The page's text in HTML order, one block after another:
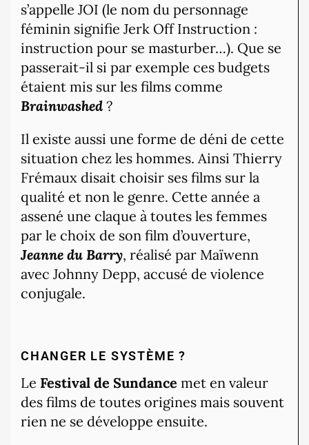
s’appelle JOI (le nom du personnage
féminin signifie Jerk Off Instruction :
instruction pour se masturber…). Que se
passerait-il si par exemple ces budgets
étaient mis sur les films comme
Brainwashed ?
Il existe aussi une forme de déni de cette
situation chez les hommes. Ainsi Thierry
Frémaux disait choisir ses films sur la
qualité et non le genre. Cette année a
assené une claque à toutes les femmes
par le choix de son film d’ouverture,
Jeanne du Barry, réalisé par Maïwenn
avec Johnny Depp, accusé de violence
conjugale.
CHANGER LE SYSTÈME ?
Le Festival de Sundance met en valeur
des films de toutes origines mais souvent
rien ne se développe ensuite.